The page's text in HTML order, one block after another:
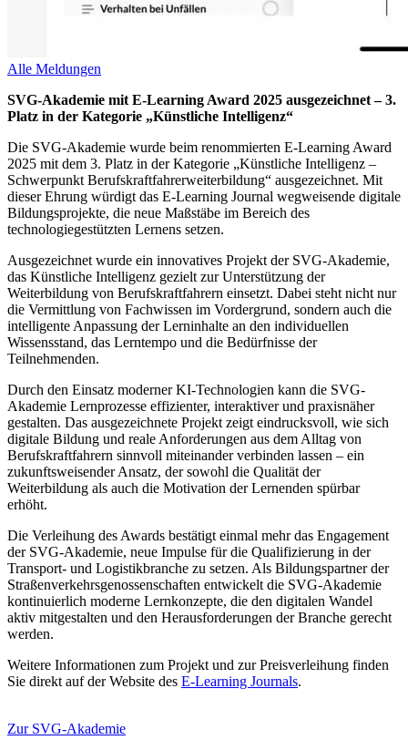
Alle Meldungen
SVG-Akademie mit E-Learning Award 2025 ausgezeichnet – 3.
Platz in der Kategorie „Künstliche Intelligenz“
Die SVG-Akademie wurde beim renommierten E-Learning Award
2025 mit dem 3. Platz in der Kategorie „Künstliche Intelligenz –
Schwerpunkt Berufskraftfahrerweiterbildung“ ausgezeichnet. Mit
dieser Ehrung würdigt das E-Learning Journal wegweisende digitale
Bildungsprojekte, die neue Maßstäbe im Bereich des
technologiegestützten Lernens setzen.
Ausgezeichnet wurde ein innovatives Projekt der SVG-Akademie,
das Künstliche Intelligenz gezielt zur Unterstützung der
Weiterbildung von Berufskraftfahrern einsetzt. Dabei steht nicht nur
die Vermittlung von Fachwissen im Vordergrund, sondern auch die
intelligente Anpassung der Lerninhalte an den individuellen
Wissensstand, das Lerntempo und die Bedürfnisse der
Teilnehmenden.
Durch den Einsatz moderner KI-Technologien kann die SVG-
Akademie Lernprozesse effizienter, interaktiver und praxisnäher
gestalten. Das ausgezeichnete Projekt zeigt eindrucksvoll, wie sich
digitale Bildung und reale Anforderungen aus dem Alltag von
Berufskraftfahrern sinnvoll miteinander verbinden lassen – ein
zukunftsweisender Ansatz, der sowohl die Qualität der
Weiterbildung als auch die Motivation der Lernenden spürbar
erhöht.
Die Verleihung des Awards bestätigt einmal mehr das Engagement
der SVG-Akademie, neue Impulse für die Qualifizierung in der
Transport- und Logistikbranche zu setzen. Als Bildungspartner der
Straßenverkehrsgenossenschaften entwickelt die SVG-Akademie
kontinuierlich moderne Lernkonzepte, die den digitalen Wandel
aktiv mitgestalten und den Herausforderungen der Branche gerecht
werden.
Weitere Informationen zum Projekt und zur Preisverleihung finden
Sie direkt auf der Website des E-Learning Journals.
Zur SVG-Akademie